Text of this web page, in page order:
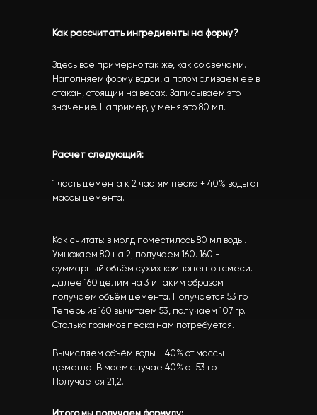
Здесь всё примерно так же, как со свечами.
Наполняем форму водой, а потом сливаем ее в
стакан, стоящий на весах. Записываем это
значение. Например, у меня это 80 мл.
Как рассчитать ингредиенты на форму?
1 часть цемента к 2 частям песка + 40% воды от
массы цемента.
Как считать: в молд поместилось 80 мл воды.
Умножаем 80 на 2, получаем 160. 160 -
суммарный объём сухих компонентов смеси.
Далее 160 делим на 3 и таким образом
получаем объём цемента. Получается 53 гр.
Теперь из 160 вычитаем 53, получаем 107 гр.
Столько граммов песка нам потребуется.
Вычисляем объём воды - 40% от массы
цемента. В моем случае 40% от 53 гр.
Получается 21,2.
Расчет следующий: